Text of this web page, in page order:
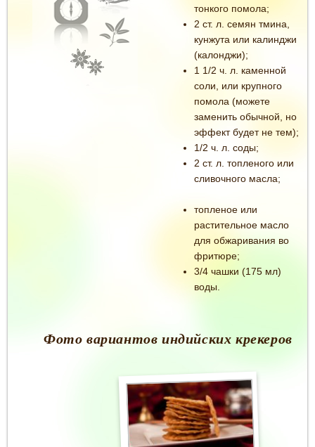
тонкого помола;
2 ст. л. семян тмина,
кунжута или калинджи
(калонджи);
1 1/2 ч. л. каменной
соли, или крупного
помола (можете
заменить обычной, но
эффект будет не тем);
1/2 ч. л. соды;
2 ст. л. топленого или
сливочного масла;
топленое или
растительное масло
для обжаривания во
фритюре;
3/4 чашки (175 мл)
воды.
Фото вариантов индийских крекеров